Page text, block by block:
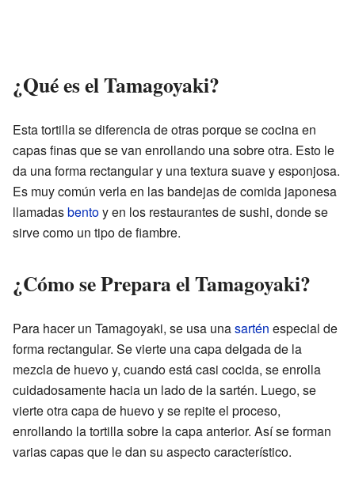
¿Qué es el Tamagoyaki?
Esta tortilla se diferencia de otras porque se cocina en
capas finas que se van enrollando una sobre otra. Esto le
da una forma rectangular y una textura suave y esponjosa.
Es muy común verla en las bandejas de comida japonesa
llamadasbentoy en los restaurantes de sushi, donde se
sirve como un tipo de fiambre.
¿Cómo se Prepara el Tamagoyaki?
Para hacer un Tamagoyaki, se usa unasartén especial de
forma rectangular. Se vierte una capa delgada de la
mezcla de huevo y, cuando está casi cocida, se enrolla
cuidadosamente hacia un lado de la sartén. Luego, se
vierte otra capa de huevo y se repite el proceso,
enrollando la tortilla sobre la capa anterior. Así se forman
varias capas que le dan su aspecto característico.